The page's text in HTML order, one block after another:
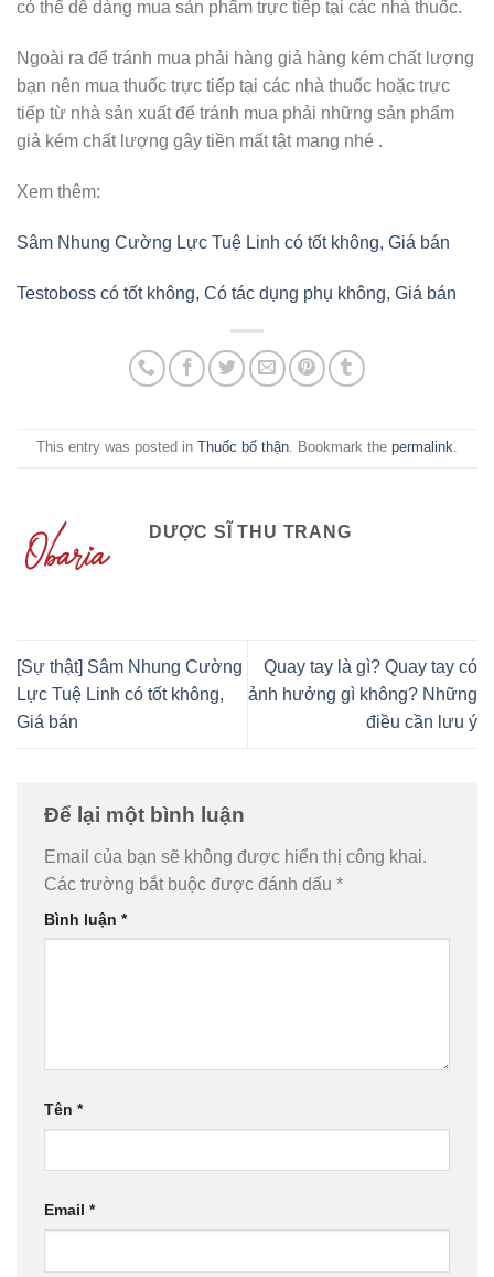
có thể dễ dàng mua sản phẩm trực tiếp tại các nhà thuốc.
Ngoài ra để tránh mua phải hàng giả hàng kém chất lượng
bạn nên mua thuốc trực tiếp tại các nhà thuốc hoặc trực
tiếp từ nhà sản xuất để tránh mua phải những sản phẩm
giả kém chất lượng gây tiền mất tật mang nhé .
Xem thêm:
Sâm Nhung Cường Lực Tuệ Linh có tốt không, Giá bán
Testoboss có tốt không, Có tác dụng phụ không, Giá bán
This entry was posted in Thuốc bổ thận . Bookmark the permalink
DƯỢC SĨ THU TRANG
[Sự thật] Sâm Nhung Cường
Lực Tuệ Linh có tốt không,
Giá bán
Quay tay là gì? Quay tay có
ảnh hưởng gì không? Những
điều cần lưu ý
Để lại một bình luận
Email của bạn sẽ không được hiển thị công khai.
Các trường bắt buộc được đánh dấu *
Bình luận *
Tên *
Email *